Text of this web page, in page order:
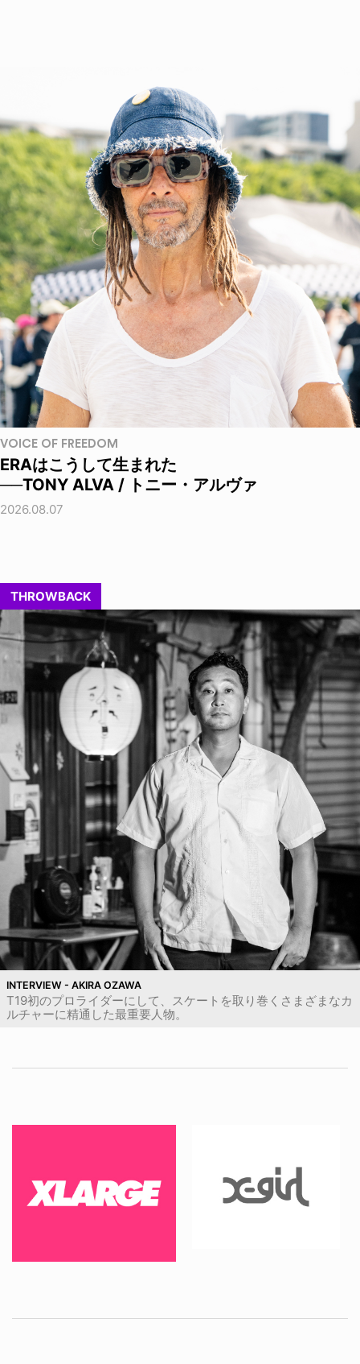
VOICE OF FREEDOM
ERAはこうして生まれた
──TONY ALVA / トニー・アルヴァ
2026.08.07
THROWBACK
INTERVIEW - AKIRA OZAWA
T19初のプロライダーにして、スケートを取り巻くさまざまなカ
ルチャーに精通した最重要人物。